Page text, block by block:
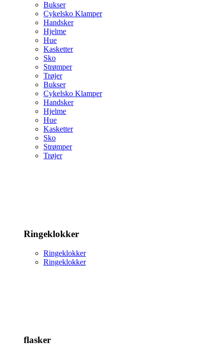
Bukser
Cykelsko Klamper
Handsker
Hjelme
Hue
Kasketter
Sko
Strømper
Trøjer
Bukser
Cykelsko Klamper
Handsker
Hjelme
Hue
Kasketter
Sko
Strømper
Trøjer
Ringeklokker
Ringeklokker
Ringeklokker
flasker